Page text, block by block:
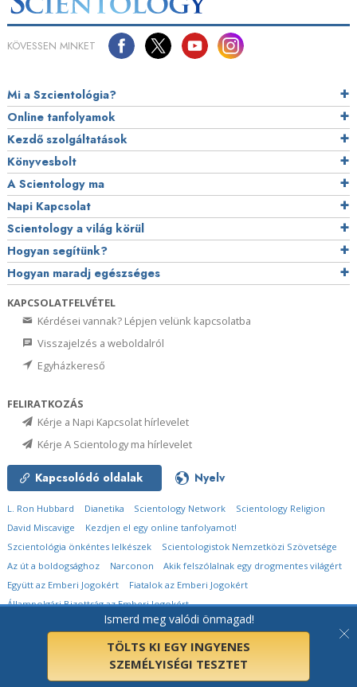
Ismerd meg valódi önmagad!
TÖLTS KI EGY INGYENES
SZEMÉLYISÉGI TESZTET
KÖVESSEN MINKET
Mi a Szcientológia?
Online tanfolyamok
Kezdő szolgáltatások
Könyvesbolt
A Scientology ma
Napi Kapcsolat
Scientology a világ körül
Hogyan segítünk?
Hogyan maradj egészséges
KAPCSOLATFELVÉTEL
Kérdései vannak? Lépjen velünk kapcsolatba
Visszajelzés a weboldalról
Egyházkereső
FELIRATKOZÁS
Kérje a Napi Kapcsolat hírlevelet
Kérje A Scientology ma hírlevelet
Kapcsolódó oldalak Nyelv
L. Ron Hubbard Dianetika Scientology Network
Scientology Religion
David Miscavige
Kezdjen el egy online tanfolyamot!
Szcientológia önkéntes lelkészek
Scientologistok Nemzetközi Szövetsége
Az út a boldogsághoz
Narconon
Akik felszólalnak egy drogmentes világért
Együtt az Emberi Jogokért
Fiatalok az Emberi Jogokért
Állampolgári Bizottság az Emberi Jogokért
Church of Scientology International.Minden jog fenntartva.Adatvédelmi
Cookie-irányelvek•Használati feltételek•Jogi megjegyzés